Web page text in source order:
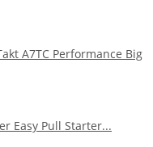
A7TC Performance Big